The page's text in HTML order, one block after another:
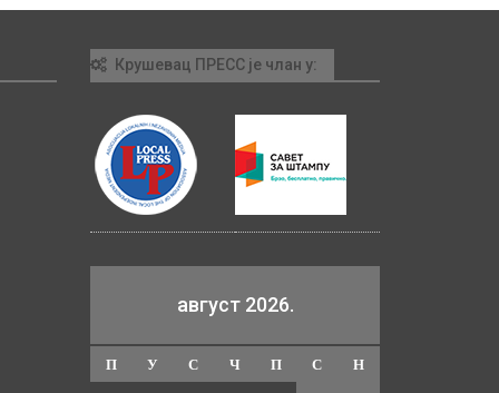
Крушевац ПРЕСС је члан у:
август 2026.
П У С Ч П С
Н